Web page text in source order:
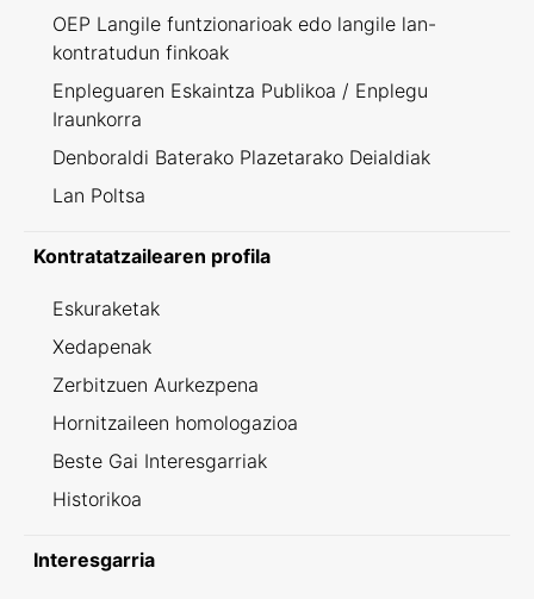
OEP Langile funtzionarioak edo langile lan-
kontratudun finkoak
Enpleguaren Eskaintza Publikoa / Enplegu
Iraunkorra
Denboraldi Baterako Plazetarako Deialdiak
Lan Poltsa
Kontratatzailearen profila
Eskuraketak
Xedapenak
Zerbitzuen Aurkezpena
Hornitzaileen homologazioa
Beste Gai Interesgarriak
Historikoa
Interesgarria